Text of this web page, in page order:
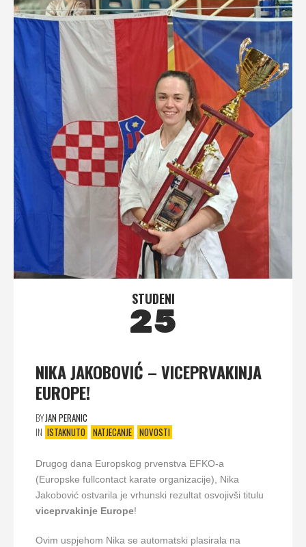
STUDENI
25
NIKA JAKOBOVIĆ – VICEPRVAKINJA
EUROPE!
BYJAN PERANIC
IN ISTAKNUTO NATJECANJE NOVOSTI
Drugog dana Europskog prvenstva EFKO-a
(Europske fullcontact karate organizacije), Nika
Jakobović ostvarila je vrhunski rezultat osvojivši titulu
viceprvakinje Europe!
Ovim uspjehom Nika se automatski plasirala na